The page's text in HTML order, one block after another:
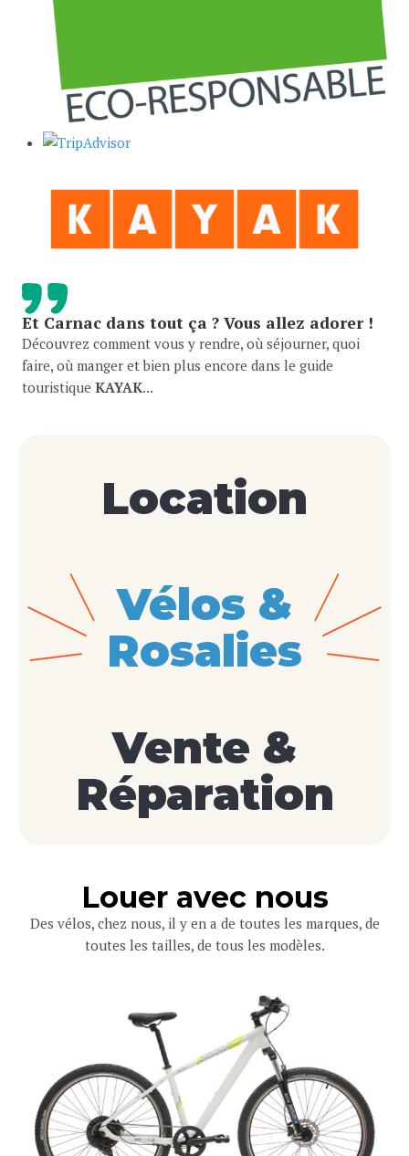
Et Carnac dans tout ça ? Vous allez adorer !
Découvrez comment vous y rendre, où séjourner, quoi
faire, où manger et bien plus encore dans le guide
touristique KAYAK...
Location
Vélos &
Rosalies
Vente &
Réparation
Louer avec nous
Des vélos, chez nous, il y en a de toutes les marques, de
toutes les tailles, de tous les modèles.